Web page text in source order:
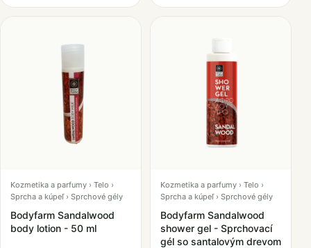
Kozmetika a parfumy › Telo ›
Sprcha a kúpeľ › Sprchové gély
Bodyfarm Sandalwood
body lotion - 50 ml
Kozmetika a parfumy › Telo ›
Sprcha a kúpeľ › Sprchové gély
Bodyfarm Sandalwood
shower gel - Sprchovací
gél so santalovým drevom